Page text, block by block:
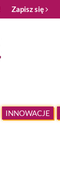
Zapisz się
INNOWACJE